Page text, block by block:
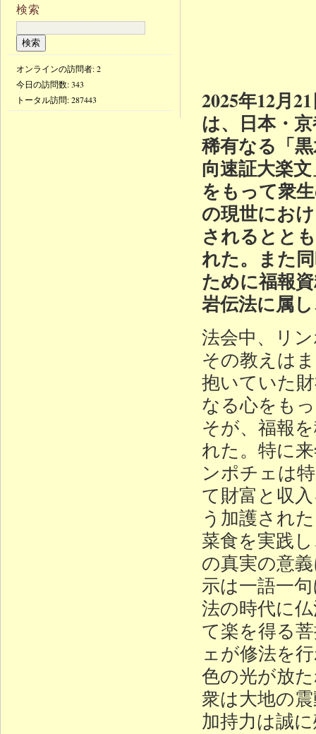
2025年12月
は、日本・
稀有なる「
向速証大楽
をもって衆
の現世にお
されるとと
れた。また
ために福報
岩伝法に属
法会中、リ
その教えは
抱いていた
なる心をも
そが、福報
れた。特に
ンポチェは
て財富と収
う加護され
菜食を実践
の真実の意
示は一語一
法の時代に
て楽を得る
ェが修法を
色の光が放
衆は大地の
加持力は誠
検索
オンラインの訪問者: 2
今日の訪問数:343
トータル訪問:287443